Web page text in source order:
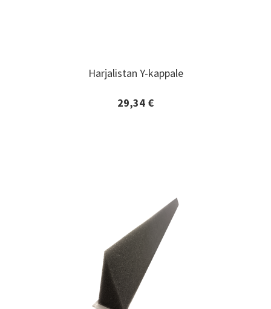
Harjalistan Y-kappale
29,34 €
Harjalistan Y-kappale
Lisätiedot ja tilaaminen